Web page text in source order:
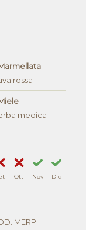
rossa
medica
Ott Nov Dic
MERP